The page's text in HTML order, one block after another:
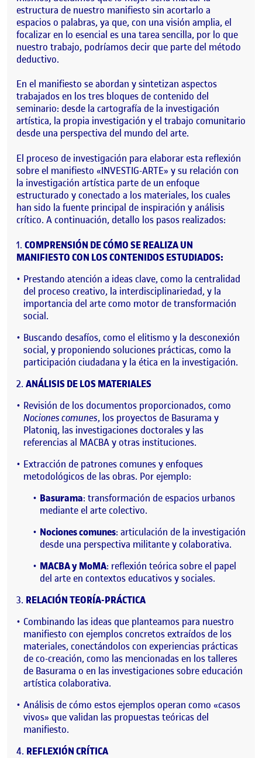
estructura de nuestro manifiesto sin acortarlo a
espacios o palabras, ya que, con una visión amplia, el
focalizar en lo esencial es una tarea sencilla, por lo que
nuestro trabajo, podríamos decir que parte del método
deductivo.
En el manifiesto se abordan y sintetizan aspectos
trabajados en los tres bloques de contenido del
seminario: desde la cartografía de la investigación
artística, la propia investigación y el trabajo comunitario
desde una perspectiva del mundo del arte.
El proceso de investigación para elaborar esta reflexión
sobre el manifiesto «INVESTIG-ARTE» y su relación con
la investigación artística parte de un enfoque
estructurado y conectado a los materiales, los cuales
han sido la fuente principal de inspiración y análisis
crítico. A continuación, detallo los pasos realizados:
COMPRENSIÓN DE CÓMO SE REALIZA UN
MANIFIESTO CON LOS CONTENIDOS ESTUDIADOS:
Prestando atención a ideas clave, como la centralidad
del proceso creativo, la interdisciplinariedad, y la
importancia del arte como motor de transformación
social.
Buscando desafíos, como el elitismo y la desconexión
social, y proponiendo soluciones prácticas, como la
participación ciudadana y la ética en la investigación.
ANÁLISIS DE LOS MATERIALES
Revisión de los documentos proporcionados, como
Nociones comunes, los proyectos de Basurama y
Platoniq, las investigaciones doctorales y las
referencias al MACBA y otras instituciones.
Extracción de patrones comunes y enfoques
metodológicos de las obras. Por ejemplo:
Basurama: transformación de espacios urbanos
mediante el arte colectivo.
Nociones comunes: articulación de la investigación
desde una perspectiva militante y colaborativa.
MACBA y MoMA: reflexión teórica sobre el papel
del arte en contextos educativos y sociales.
RELACIÓN TEORÍA-PRÁCTICA
Combinando las ideas que planteamos para nuestro
manifiesto con ejemplos concretos extraídos de los
materiales, conectándolos con experiencias prácticas
de co-creación, como las mencionadas en los talleres
de Basurama o en las investigaciones sobre educación
artística colaborativa.
Análisis de cómo estos ejemplos operan como «casos
vivos» que validan las propuestas teóricas del
manifiesto.
REFLEXIÓN CRÍTICA